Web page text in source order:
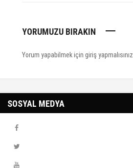
YORUMUZU BIRAKIN
Yorum yapabilmek için giriş yapmalısınız
SOSYAL MEDYA